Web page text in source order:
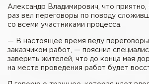
Александр Владимирович, что приятно,
раз вел переговоры по поводу
со всеми участниками процесса.
— В настоящее время веду переговоры
заказчиком работ, — пояснил
заверить жителей, что до конца мая
на месте проведения работ будет